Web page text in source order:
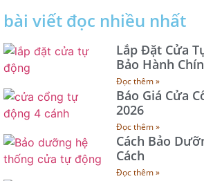
bài viết đọc nhiều nhất
Lắp Đặt Cửa
Bảo Hành
Đọc thêm »
Báo Giá Cửa
2026
Đọc thêm »
Cách Bảo
Cách
Đọc thêm »